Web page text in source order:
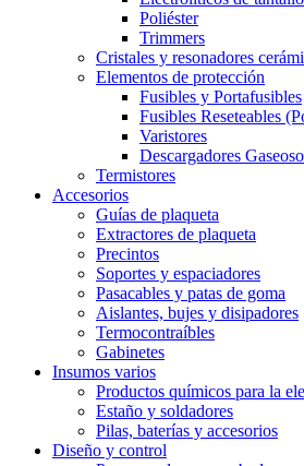
Poliéster
Trimmers
Cristales y resonadores
Elementos de protección
Fusibles y Portafusibles
Fusibles Reseteables
Varistores
Descargadores
Termistores
Accesorios
Guías de plaqueta
Extractores de plaqueta
Precintos
Soportes y espaciadores
Pasacables y patas de goma
Aislantes, bujes y disipadores
Termocontraíbles
Gabinetes
Insumos varios
Productos químicos para la
Estaño y soldadores
Pilas, baterías y accesorios
Diseño y control